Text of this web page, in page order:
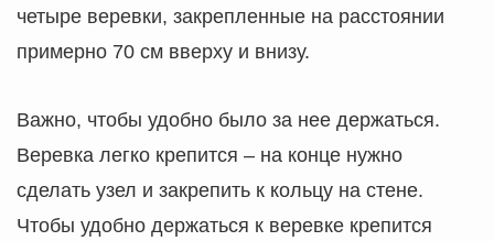
четыре веревки, закрепленные на расстоянии
примерно 70 см вверху и внизу.
Важно, чтобы удобно было за нее держаться.
Веревка легко крепится – на конце нужно
сделать узел и закрепить к кольцу на стене.
Чтобы удобно держаться к веревке крепится